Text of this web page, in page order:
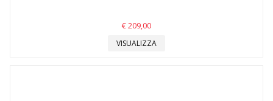
€ 209,00
VISUALIZZA